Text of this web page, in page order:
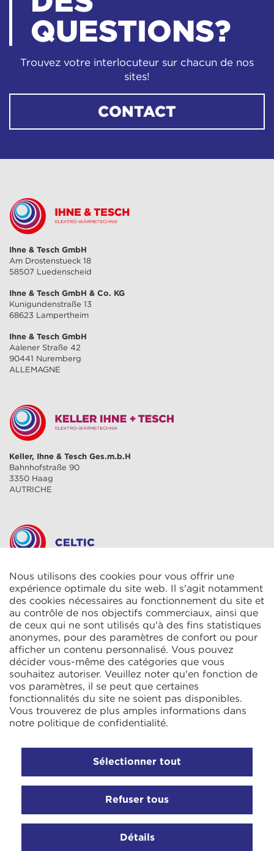
QUESTIONS?
Trouvez votre interlocuteur sur chacun de nos
sites!
CONTACT
Ihne & Tesch GmbH
Am Drostenstueck 18
58507 Luedenscheid
Ihne & Tesch GmbH & Co. KG
Kunigundenstraße 13
68623 Lampertheim
Ihne & Tesch GmbH
Aalener Straße 42
90441 Nuremberg
ALLEMAGNE
Keller, Ihne & Tesch Ges.m.b.H
Bahnhofstraße 90
3350 Haag
AUTRICHE
CELTIC S.A.R.L.
2 Rue René Cassin
ZAC La Villette-aux-Aulnes
77290 Mitry-Mory
FRANCE
KIT Electroheat Ltd.
Mexborough Business Centre
College Rd
ANGLETERRE
Termes et conditions
Nous utilisons des cookies pour vous offrir une
expérience optimale du site web. Il s'agit notamment
des cookies nécessaires au fonctionnement du site et
au contrôle de nos objectifs commerciaux, ainsi que
de ceux qui ne sont utilisés qu'à des fins statistiques
anonymes, pour des paramètres de confort ou pour
afficher un contenu personnalisé. Vous pouvez
décider vous-même des catégories que vous
souhaitez autoriser. Veuillez noter qu'en fonction de
vos paramètres, il se peut que certaines
fonctionnalités du site ne soient pas disponibles.
Vous trouverez de plus amples informations dans
notre politique de confidentialité.
Sélectionner tout
Refuser tous
Détails